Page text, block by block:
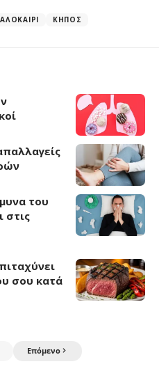
ΚΉΠΟΣ
του
στις
σου κατά
Επόμενο